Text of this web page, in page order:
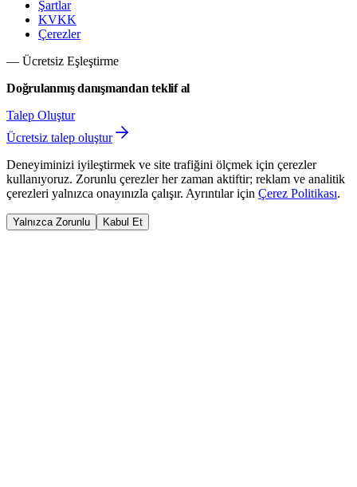
Şartlar
KVKK
Çerezler
— Ücretsiz Eşleştirme
Doğrulanmış danışmandan teklif al
Talep Oluştur
Ücretsiz talep oluştur
Deneyiminizi iyileştirmek ve site trafiğini ölçmek için çerezler
kullanıyoruz. Zorunlu çerezler her zaman aktiftir; reklam ve analitik
çerezleri yalnızca onayınızla çalışır. Ayrıntılar için Çerez Politikası.
Yalnızca Zorunlu Kabul Et